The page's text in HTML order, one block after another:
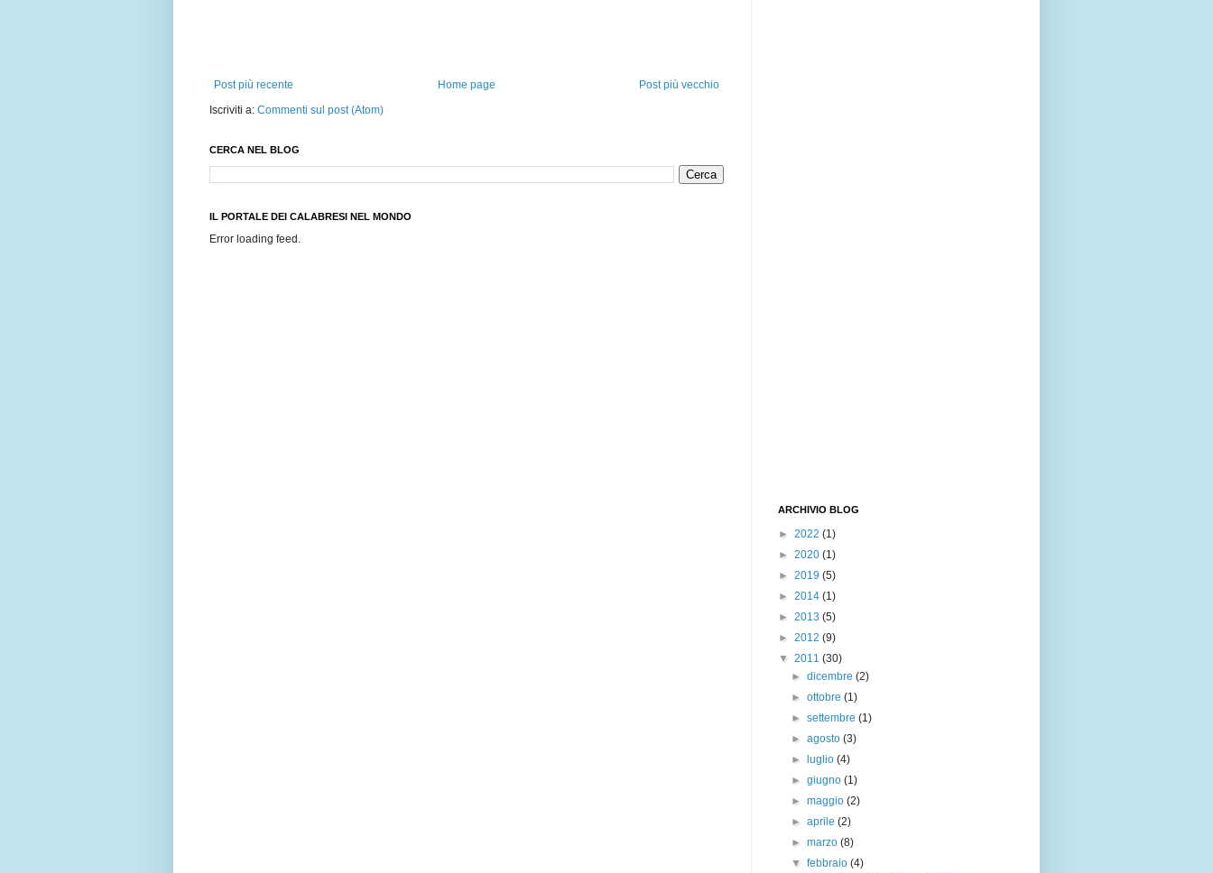
Post più recente Post più vecchio
Home page
Iscriviti a: Commenti sul post (Atom)
CERCA NEL BLOG
IL PORTALE DEI CALABRESI NEL MONDO
Error loading feed.
ARCHIVIO BLOG
► 2022 (1)
► 2020 (1)
► 2019 (5)
► 2014 (1)
► 2013 (5)
► 2012 (9)
▼ 2011 (30)
►dicembre(2)
►ottobre(1)
►settembre(1)
►agosto(3)
►
luglio(4)
►giugno(1)
►maggio(2)
►aprile(2)
►marzo(8)
▼febbraio(4)